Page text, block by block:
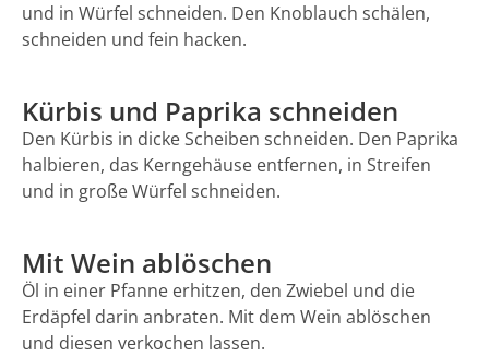
und in Würfel schneiden. Den Knoblauch schälen,
schneiden und fein hacken.
Kürbis und Paprika schneiden
Den Kürbis in dicke Scheiben schneiden. Den Paprika
halbieren, das Kerngehäuse entfernen, in Streifen
und in große Würfel schneiden.
Mit Wein ablöschen
Öl in einer Pfanne erhitzen, den Zwiebel und die
Erdäpfel darin anbraten. Mit dem Wein ablöschen
und diesen verkochen lassen.